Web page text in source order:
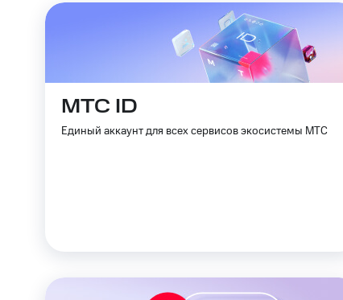
МТС ID
Единый аккаунт для всех сервисов экосистемы МТС